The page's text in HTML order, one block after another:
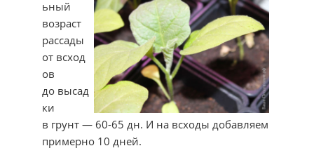
ьный
возраст
рассады
от всход
ов
до высад
ки
в грунт — 60-65 дн. И на всходы добавляем
примерно 10 дней.